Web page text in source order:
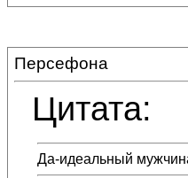
Персефона
Цитата:
Да-идеальный